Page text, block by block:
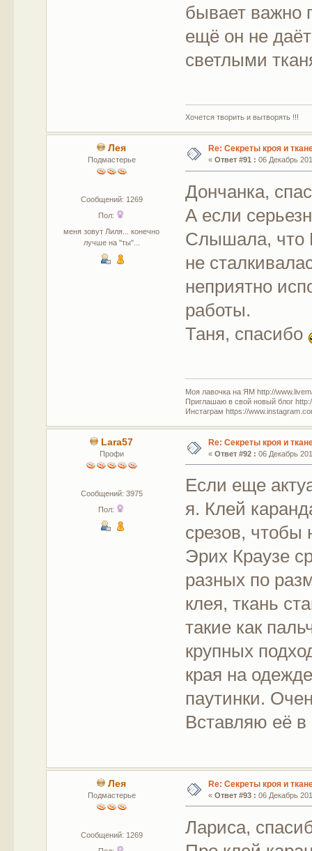
бывает важно
ещё он не
светлыми
Хочется творить и вытворять !!!
Лея
Подмастерье
Сообщений: 1269
Пол:
меня зовут Лиля... конечно
лучше на "ты"...
Re: Секреты кроя и
« Ответ #91 : 06 Декабрь
Дончанка,
А если
Слышала, что
не
неприятно
работы.
Таня, спасибо
Моя лавочка на ЯМ http://
Приглашаю в свой новый блог
Инстаграм https://
Lara57
Профи
Сообщений: 3975
Пол:
Re: Секреты кроя и
« Ответ #92 : 06 Декабрь
Если еще
я. Клей
срезов, чтобы
Эрих Краузе
разных по
клея, ткань
такие как
крупных
края на
паутинки.
Вставляю её в
Лея
Подмастерье
Сообщений: 1269
Re: Секреты кроя и
« Ответ #93 : 06 Декабрь
Лариса,